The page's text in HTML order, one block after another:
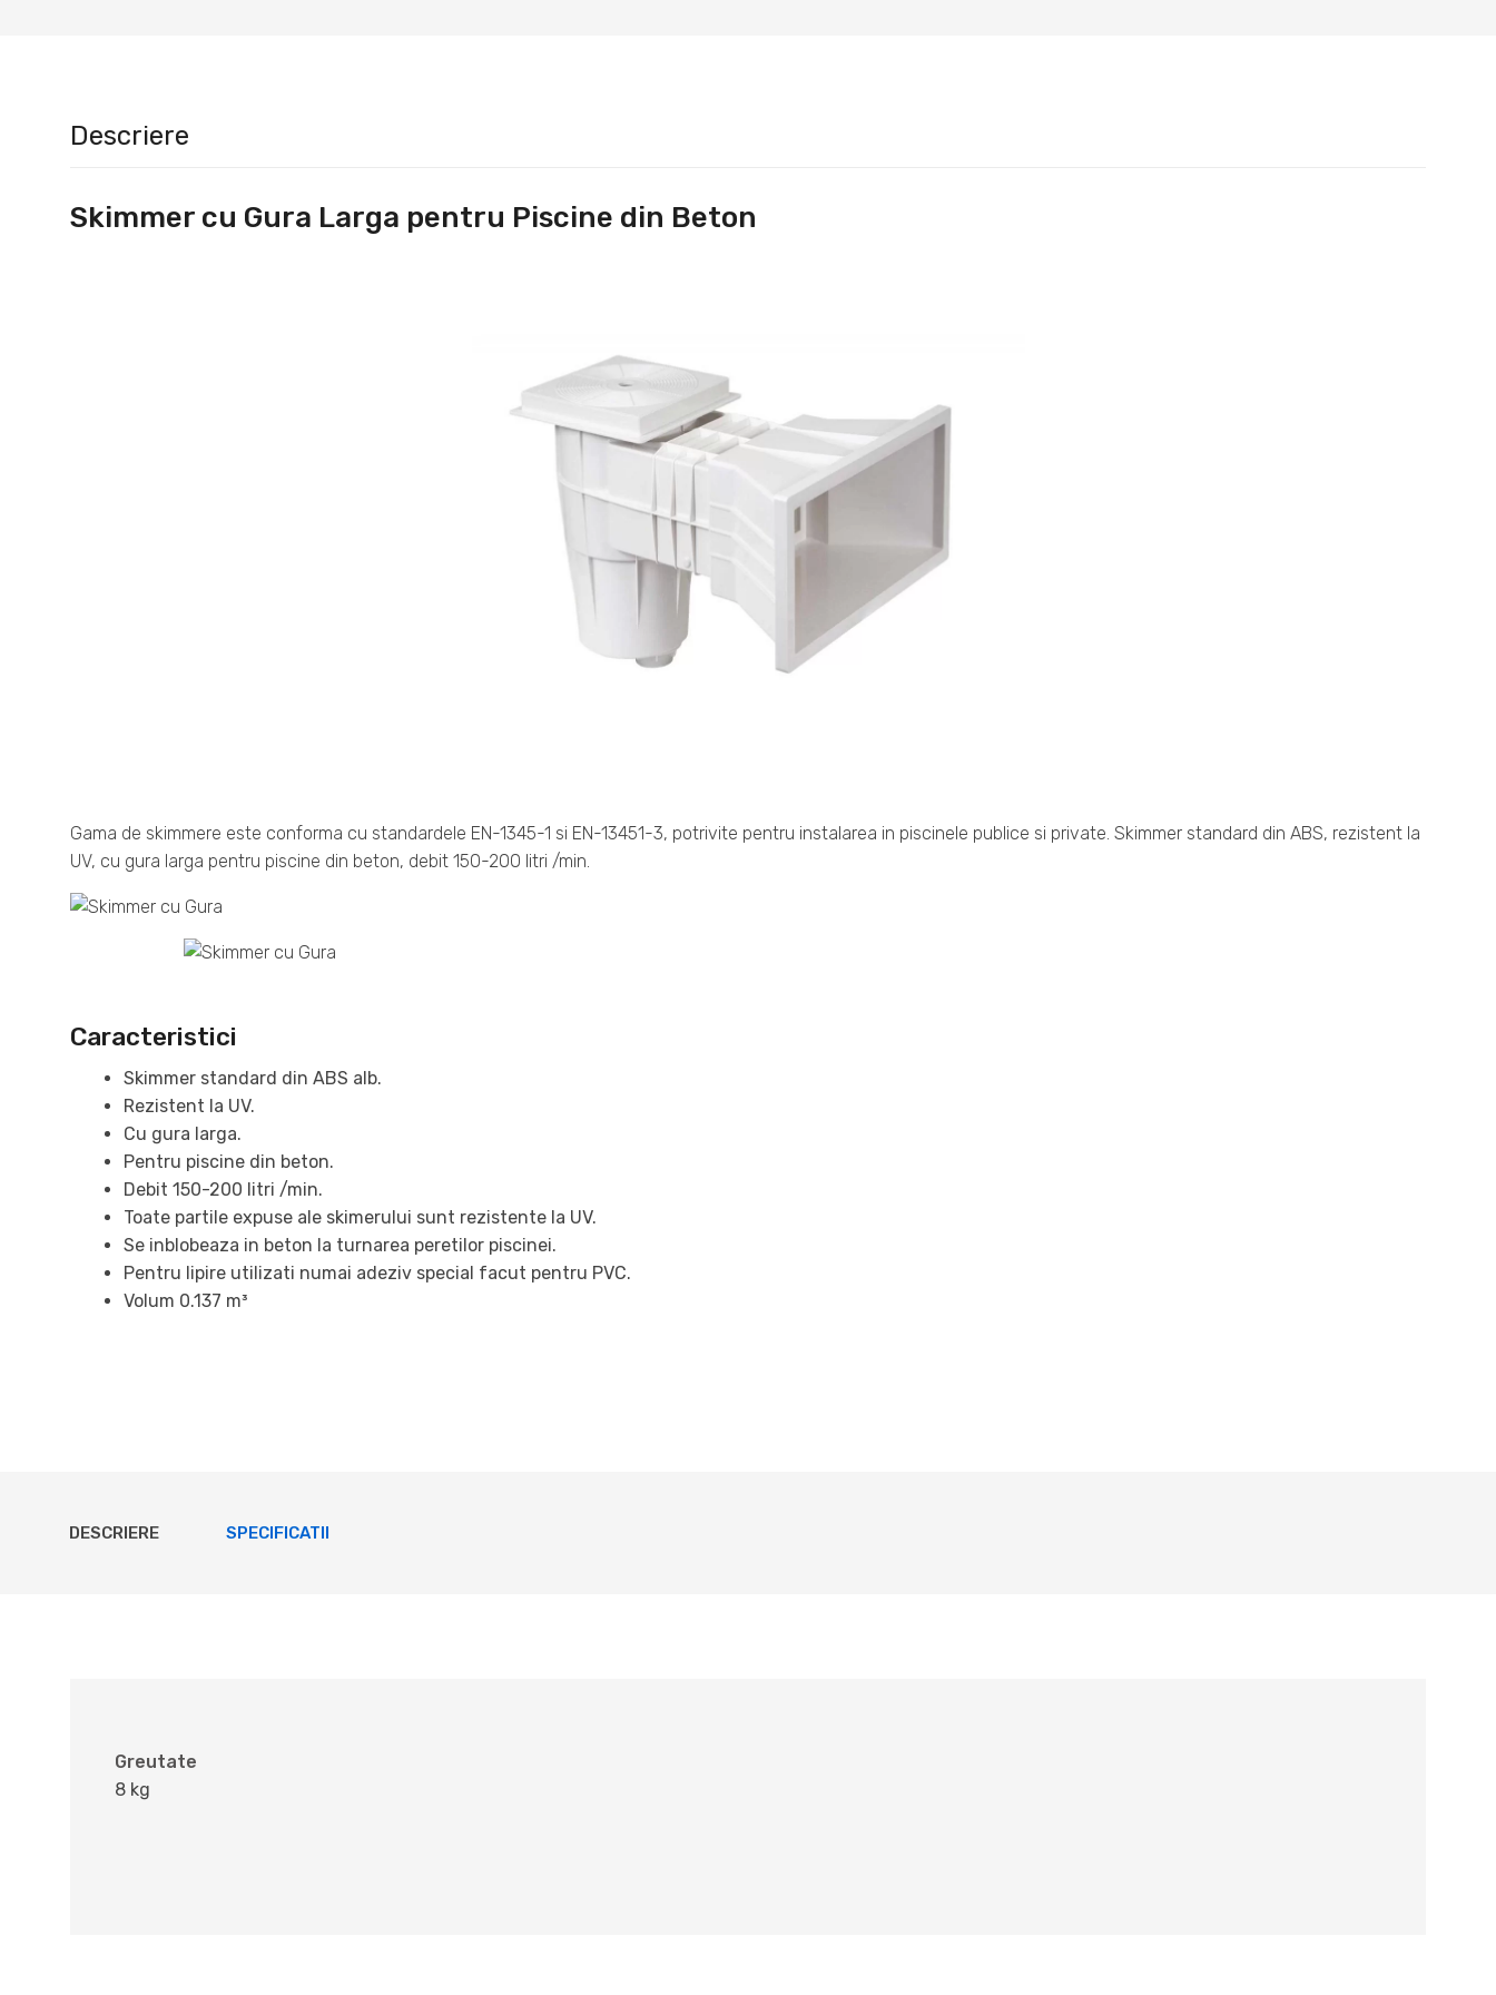
Descriere
Skimmer cu Gura Larga pentru Piscine din Beton
Gama de skimmere este conforma cu standardele EN-1345-1 si EN-13451-3, potrivite pentru instalarea in piscinele publice si private. Skimmer standard din ABS, rezistent la
UV, cu gura larga pentru piscine din beton, debit 150-200 litri /min.
Caracteristici
Skimmer standard din ABS alb.
Rezistent la UV.
Cu gura larga.
Pentru piscine din beton.
Debit 150-200 litri /min.
Toate partile expuse ale skimerului sunt rezistente la UV.
Se inblobeaza in beton la turnarea peretilor piscinei.
Pentru lipire utilizati numai adeziv special facut pentru PVC.
Volum 0.137 m³
DESCRIERE SPECIFICATII
Greutate
8 kg